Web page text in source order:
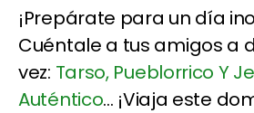
¡Prepárate para un día
Cuéntale a tus amigos a
vez: Tarso, Pueblorrico Y
Auténtico... ¡Viaja este